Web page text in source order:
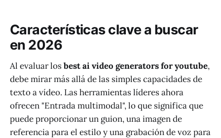
Características clave a buscar
en 2026
Al evaluar losbest ai video generators for youtube,
debe mirar más allá de las simples capacidades de
texto a vídeo. Las herramientas líderes ahora
ofrecen "Entrada multimodal", lo que significa que
puede proporcionar un guion, una imagen de
referencia para el estilo y una grabación de voz para